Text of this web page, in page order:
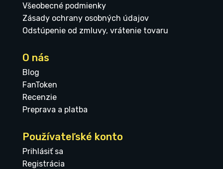
Všeobecné podmienky
Zásady ochrany osobných údajov
Odstúpenie od zmluvy, vrátenie tovaru
O nás
Blog
FanToken
Recenzie
Preprava a platba
Používateľské konto
Prihlásiť sa
Registrácia